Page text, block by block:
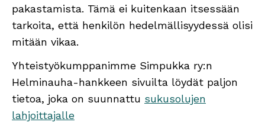
pakastamista. Tämä ei kuitenkaan itsessään
tarkoita, että henkilön hedelmällisyydessä olisi
mitään vikaa.
Yhteistyökumppanimme Simpukka ry:n
Helminauha-hankkeen sivuilta löydät paljon
tietoa, joka on suunnattu sukusolujen
lahjoittajalle